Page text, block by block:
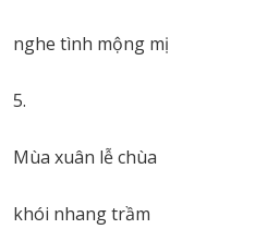
nghe tình mộng mị
5.
Mùa xuân lễ chùa
khói nhang trầm